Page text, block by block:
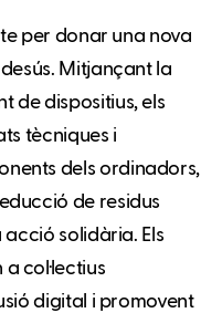
per donar una nova
Mitjançant la
de dispositius, els
tècniques i
dels ordinadors,
de residus
solidària. Els
col·lectius
digital i promovent